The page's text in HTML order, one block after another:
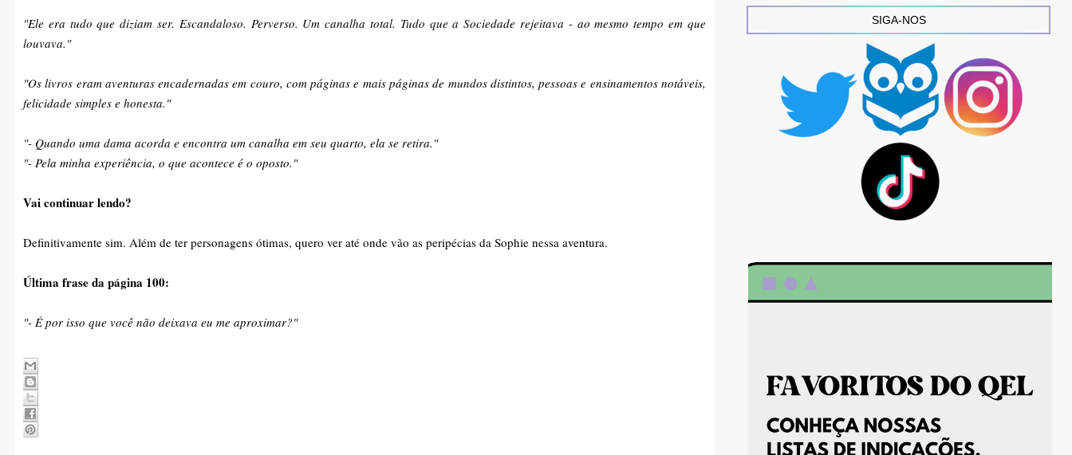
"Ele era tudo que diziam ser. Escandaloso. Perverso. Um canalha total. Tudo que a Sociedade rejeitava - ao mesmo tempo em que
louvava."
"Os livros eram aventuras encadernadas em couro, com páginas e mais páginas de mundos distintos, pessoas e ensinamentos notáveis,
felicidade simples e honesta."
"- Quando uma dama acorda e encontra um canalha em seu quarto, ela se retira."
"- Pela minha experiência, o que acontece é o oposto."
Vai continuar lendo?
Definitivamente sim. Além de ter personagens ótimas, quero ver até onde vão as peripécias da Sophie nessa aventura.
Última frase da página 100:
"- É por isso que você não deixava eu me aproximar?"
SIGA-NOS